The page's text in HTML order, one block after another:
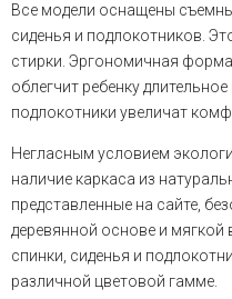
Все модели оснащены
сиденья и подлокотников.
стирки. Эргономичная
облегчит ребенку
подлокотники увеличат
Негласным условием
наличие каркаса из
представленные на сайте,
деревянной основе и мягкой
спинки, сиденья и
различной цветовой гамме.